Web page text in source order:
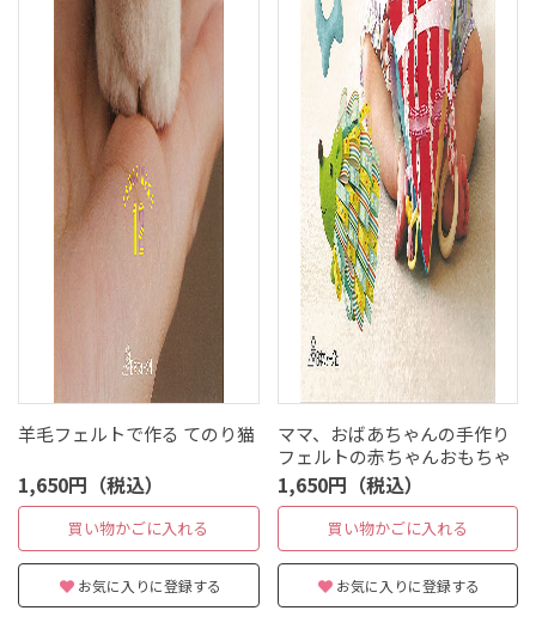
羊毛フェルトで作る てのり猫
1,650円（税込）
買い物かごに入れる
お気に入りに登録する
ママ、おばあちゃんの手作り
フェルトの赤ちゃんおもちゃ
1,650円（税込）
買い物かごに入れる
お気に入りに登録する